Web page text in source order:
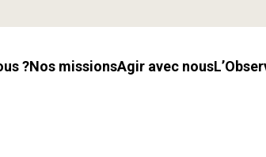
? Nos missions Agir avec nous